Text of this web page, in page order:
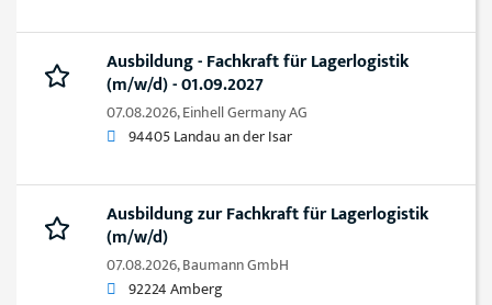
Ausbildung - Fachkraft für Lagerlogistik
(m/w/d) - 01.09.2027
07.08.2026,Einhell Germany AG
94405 Landau an der Isar
Ausbildung zur Fachkraft für Lagerlogistik
(m/w/d)
07.08.2026,Baumann GmbH
92224 Amberg